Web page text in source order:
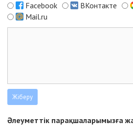
Facebook
ВКонтакте
Mail.ru
Әлеуметтік парақшаларымызға